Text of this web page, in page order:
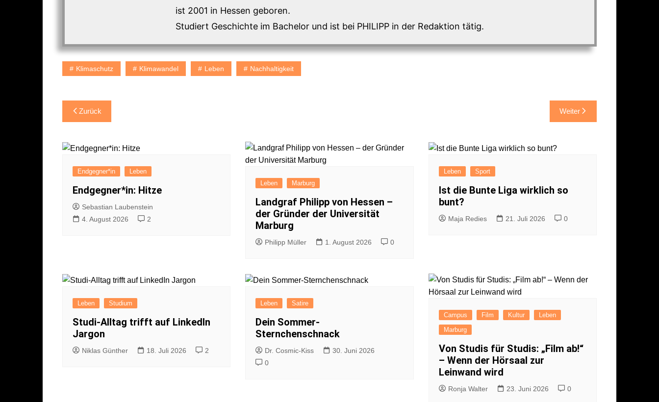
ist 2001 in Hessen geboren.
Studiert Geschichte im Bachelor und ist bei PHILIPP in der Redaktion tätig.
Klimaschutz Klimawandel Leben Nachhaltigkeit
Beitragsnavigation
Zurück Weiter
Endgegner*in Leben
Endgegner*in: Hitze
Sebastian Laubenstein
4. August 2026
2
Leben Marburg
Landgraf Philipp von Hessen –
der Gründer der Universität
Marburg
Philipp Müller 1. August 2026 0
Leben Sport
Ist die Bunte Liga wirklich so
bunt?
Maja Redies 21. Juli 2026 0
Leben Studium
Studi-Alltag trifft auf LinkedIn
Jargon
Niklas Günther 18. Juli 2026 2
Leben Satire
Dein Sommer-
Sternchenschnack
Dr. Cosmic-Kiss
30. Juni 2026
0
Campus Film Kultur
Leben
Marburg
Von Studis für Studis: „Film ab!“
– Wenn der Hörsaal zur
Leinwand wird
Ronja Walter 23. Juni 2026 0